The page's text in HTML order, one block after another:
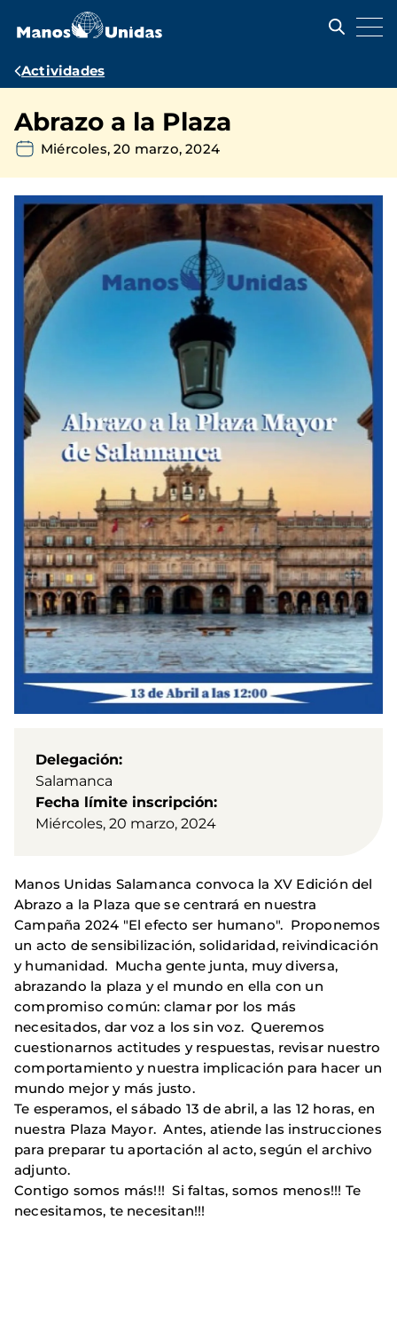
contenido
Ruta
navegación
Actividades
Abrazo a la Plaza
Miércoles, 20 marzo, 2024
Delegación
Salamanca
Fecha límite inscripción
Miércoles, 20 marzo, 2024
Manos Unidas Salamanca convoca la XV Edición del
Abrazo a la Plaza que se centrará en nuestra
Campaña 2024 "El efecto ser humano". Proponemos
un acto de sensibilización, solidaridad, reivindicación
y humanidad. Mucha gente junta, muy diversa,
abrazando la plaza y el mundo en ella con un
compromiso común: clamar por los más
necesitados, dar voz a los sin voz. Queremos
cuestionarnos actitudes y respuestas, revisar nuestro
comportamiento y nuestra implicación para hacer un
mundo mejor y más justo.
Te esperamos, el sábado 13 de abril, a las 12 horas, en
nuestra Plaza Mayor. Antes, atiende las instrucciones
para preparar tu aportación al acto, según el archivo
adjunto.
Contigo somos más!!! Si faltas, somos menos!!! Te
necesitamos, te necesitan!!!